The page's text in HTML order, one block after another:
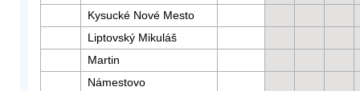
Kysucké Nové Mesto
Liptovský Mikuláš
Martin
Námestovo